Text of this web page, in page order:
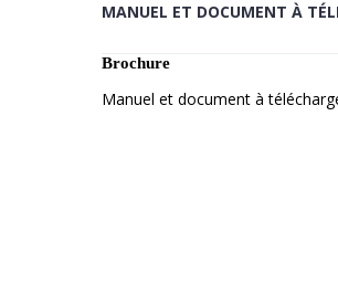
MANUEL ET DOCUMENT À
Brochure
Manuel et document à